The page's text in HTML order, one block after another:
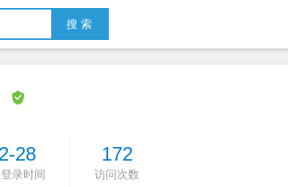
搜 索
28
录时间
172
访问次数